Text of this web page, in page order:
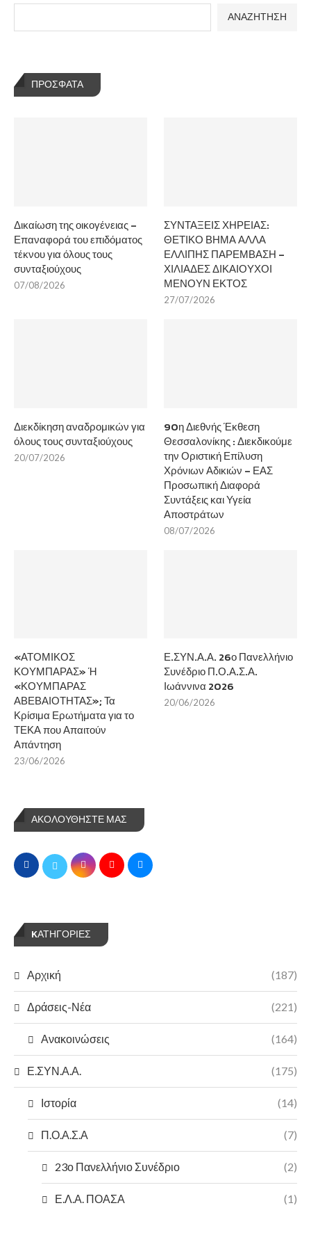
ΑΝΑΖΗΤΗΣΗ
ΠΡΌΣΦΑΤΑ
Δικαίωση της οικογένειας –
Επαναφορά του επιδόματος
τέκνου για όλους τους
συνταξιούχους
07/08/2026
ΣΥΝΤΑΞΕΙΣ ΧΗΡΕΙΑΣ:
ΘΕΤΙΚΟ ΒΗΜΑ ΑΛΛΑ
ΕΛΛΙΠΗΣ ΠΑΡΕΜΒΑΣΗ –
ΧΙΛΙΑΔΕΣ ΔΙΚΑΙΟΥΧΟΙ
ΜΕΝΟΥΝ ΕΚΤΟΣ
27/07/2026
Διεκδίκηση αναδρομικών για
όλους τους συνταξιούχους
20/07/2026
90η Διεθνής Έκθεση
Θεσσαλονίκης : Διεκδικούμε
την Οριστική Επίλυση
Χρόνιων Αδικιών – ΕΑΣ
Προσωπική Διαφορά
Συντάξεις και Υγεία
Αποστράτων
08/07/2026
«ΑΤΟΜΙΚΟΣ
ΚΟΥΜΠΑΡΑΣ» Ή
«ΚΟΥΜΠΑΡΑΣ
ΑΒΕΒΑΙΟΤΗΤΑΣ»; Τα
Κρίσιμα Ερωτήματα για το
ΤΕΚΑ που Απαιτούν
Απάντηση
23/06/2026
Ε.ΣΥΝ.Α.Α. 26ο Πανελλήνιο
Συνέδριο Π.Ο.Α.Σ.Α.
Ιωάννινα 2026
20/06/2026
ΑΚΟΛΟΥΘΗΣΤΕ ΜΑΣ
KΑΤΗΓΟΡΊΕΣ
Αρχική (187)
Δράσεις-Νέα (221)
Ανακοινώσεις (164)
Ε.ΣΥΝ.Α.Α. (175)
Ιστορία (14)
Π.Ο.Α.Σ.Α (7)
23ο Πανελλήνιο Συνέδριο (2)
Ε.Λ.Α. ΠΟΑΣΑ (1)